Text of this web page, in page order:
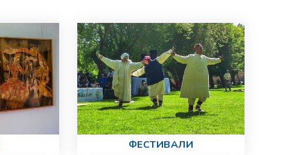
ФЕСТИВАЛИ